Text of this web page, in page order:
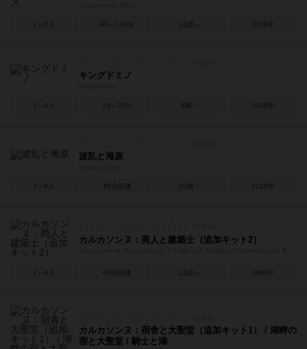
1～5人 90～120分 12歳～ 2016年
キングドミノ
2～4人 15～20分 8歳～ 2016年
波乱と海原
3～6人 45分前後 10歳～ 2015年
カルカソンヌ：商人と建築士（追加キット2）
2～6人 60分前後 13歳～ 2003年
カルカソンヌ：宿舎と大聖堂（追加キット1） / 湖畔の
宿と大聖堂 / 騎士と湖